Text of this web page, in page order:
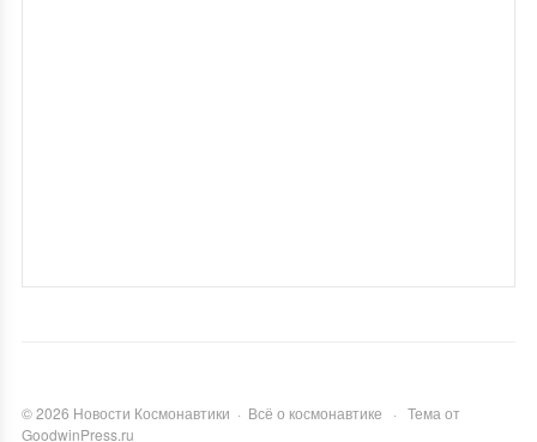
©2026 Новости Космонавтики · Всё о космонавтике · Тема от
GoodwinPress.ru